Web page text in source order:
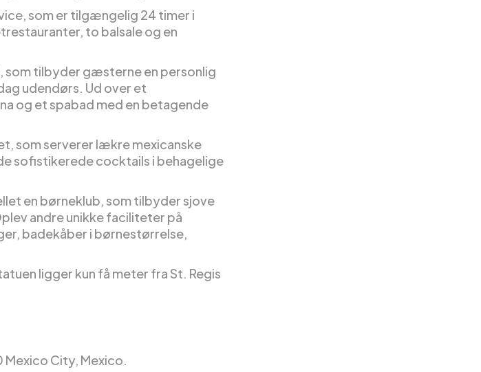
som er tilgængelig 24 timer i
to balsale og en
som tilbyder gæsterne en personlig
udendørs. Ud over et
og et spabad med en betagende
som serverer lækre mexicanske
sofistikerede cocktails i behagelige
en børneklub, som tilbyder sjove
andre unikke faciliteter på
badekåber i børnestørrelse,
ligger kun få meter fra St. Regis
Mexico City, Mexico.